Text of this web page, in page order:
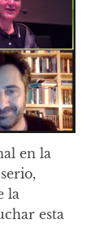
en la
la
esta